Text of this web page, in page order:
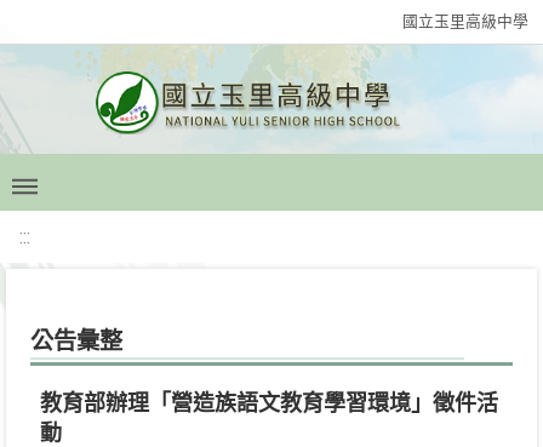
國立玉里高級中學
:::
公告彙整
教育部辦理「營造族語文教育學習環境」徵件活
動